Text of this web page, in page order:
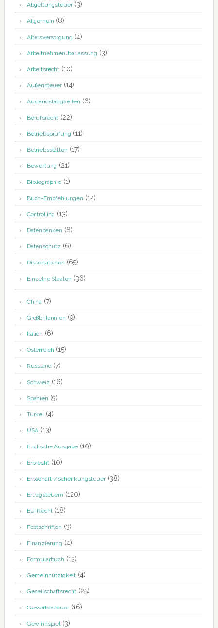
Abgeltungsteuer(3)
Allgemein (8)
Altersversorgung (4)
Arbeitnehmerüberlassung (3)
Arbeitsrecht(10)
Außensteuer(14)
Auslandstätigkeiten (6)
Berufsrecht(22)
Betriebsprüfung (11)
Betriebsstätten (17)
Bewertung (21)
Bibliographie(1)
Buch-Empfehlungen (12)
Controlling (13)
Datenbanken (8)
Datenschutz (6)
Dissertationen (65)
Einzelne Staaten (36)
China(7)
Großbritannien (9)
Italien (6)
Österreich (15)
Russland(7)
Schweiz (16)
Spanien (9)
Türkei (4)
USA(13)
Englische Ausgabe(10)
Erbrecht(10)
Erbschaft-/Schenkungsteuer(38)
Ertragsteuern (120)
EU-Recht(18)
Festschriften (3)
Finanzierung (4)
Formularbuch (13)
Gemeinnützigkeit(4)
Gesellschaftsrecht(25)
Gewerbesteuer(16)
Gewinnspiel(3)